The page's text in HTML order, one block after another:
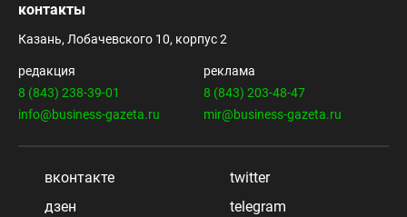
контакты
Казань, Лобачевского 10, корпус 2
редакция
8 (843) 238-39-01
info@business-gazeta.ru
реклама
8 (843) 203-48-47
mir@business-gazeta.ru
вконтакте
twitter
дзен
telegram